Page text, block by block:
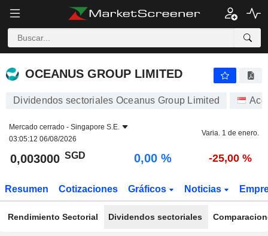
OCEANUS GROUP LIMITED
OCEANUS GROUP LIMITED
Dividendos sectoriales Oceanus Group Limited
Mercado cerrado - Singapore S.E.
03:05:12 06/08/2026
Varia. 1 de enero.
0,003000 SGD 0,00 % -25,00 %
Resumen Cotizaciones Gráficos Noticias
Rendimiento Sectorial Dividendos sectoriales